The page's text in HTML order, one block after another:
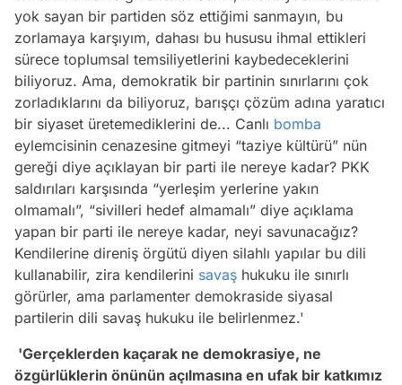
yok sayan bir partiden söz ettiğimi sanmayın, bu
zorlamaya karşıyım, dahası bu hususu ihmal ettikleri
sürece toplumsal temsiliyetlerini kaybedeceklerini
biliyoruz. Ama, demokratik bir partinin sınırlarını çok
zorladıklarını da biliyoruz, barışçı çözüm adına yaratıcı
bir siyaset üretemediklerini de... Canlı bomba
eylemcisinin cenazesine gitmeyi “taziye kültürü” nün
gereği diye açıklayan bir parti ile nereye kadar? PKK
saldırıları karşısında “yerleşim yerlerine yakın
olmamalı”, “sivilleri hedef almamalı” diye açıklama
yapan bir parti ile nereye kadar, neyi savunacağız?
Kendilerine direniş örgütü diyen silahlı yapılar bu dili
kullanabilir, zira kendilerini savaş hukuku ile sınırlı
görürler, ama parlamenter demokraside siyasal
partilerin dili savaş hukuku ile belirlenmez.'
'Gerçeklerden kaçarak ne demokrasiye, ne
özgürlüklerin önünün açılmasına en ufak bir katkımız